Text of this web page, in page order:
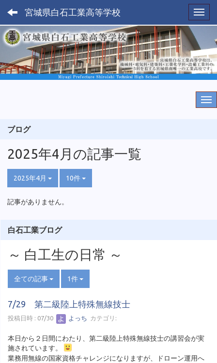
宮城県白石工業高等学校
ブログ
2025年4月の記事一覧
2025年4月 10件
記事がありません。
白石工業ブログ
～ 白工生の日常 ～
全ての記事 1件
7/29 第二級陸上特殊無線技士
投稿日時 : 07/30 よっち カテゴリ:
本日から２日間にわたり、第二級陸上特殊無線技士の講習会が実
施されています。
業務用無線の国家資格チャレンジになりますが、ドローン運用へ